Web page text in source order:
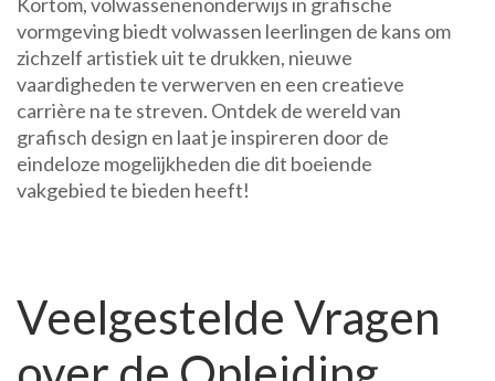
vormgeving biedt volwassen leerlingen de kans om
zichzelf artistiek uit te drukken, nieuwe
vaardigheden te verwerven en een creatieve
carrière na te streven. Ontdek de wereld van
grafisch design en laat je inspireren door de
eindeloze mogelijkheden die dit boeiende
vakgebied te bieden heeft!
Veelgestelde Vragen